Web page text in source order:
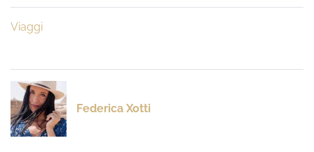
Viaggi
Federica Xotti